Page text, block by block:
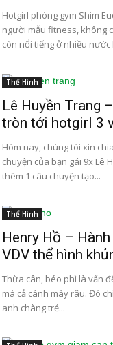
Hotgirl phòng gym Shim
người mẫu fitness, không
còn nổi tiếng ở nhiều nước
Thể Hình
Lê Huyền Trang
tròn tới hotgirl 3
Hôm nay, chúng tôi xin
chuyện của bạn gái 9x Lê
thêm 1 câu chuyện tạo...
Thể Hình
Henry Hồ –
VDV thể hình
Thừa cân, béo phì là vấn
mà cả cánh mày râu. Đó
anh chàng trẻ...